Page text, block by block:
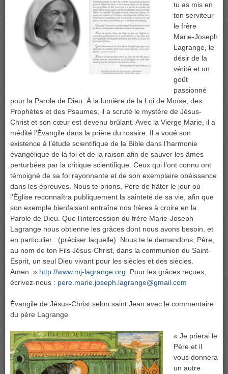
tu as mis en
ton serviteur
le frère
Marie-Joseph
Lagrange, le
désir de la
vérité et un
goût
passionné
pour la Parole de Dieu. À la lumière de la Loi de Moïse, des
Prophètes et des Psaumes, il a scruté le mystère de Jésus-
Christ et son cœur est devenu brûlant. Avec la Vierge Marie, il a
médité l’Évangile dans la prière du rosaire. Il a voué son
existence à l’étude scientifique de la Bible dans l’harmonie
évangélique de la foi et de la raison afin de sauver les âmes
perturbées par la critique scientifique. Ceux qui l’ont connu ont
témoigné de sa foi rayonnante et de son exemplaire obéissance
dans les épreuves. Nous te prions, Père de hâter le jour où
l’Église reconnaîtra publiquement la sainteté de sa vie, afin que
son exemple bienfaisant entraîne nos frères à croire en la
Parole de Dieu. Que l’intercession du frère Marie-Joseph
Lagrange nous obtienne les grâces dont nous avons besoin, et
en particulier : (préciser laquelle). Nous te le demandons, Père,
au nom de ton Fils Jésus-Christ, dans la communion du Saint-
Esprit, un seul Dieu vivant pour les siècles et des siècles.
Amen. » http://www.mj-lagrange.org . Pour les grâces reçues,
écrivez-nous : pere.marie.joseph.lagrange@gmail.com
Évangile de Jésus-Christ selon saint Jean avec le commentaire
du père Lagrange
« Je prierai le
Père et il
vous donnera
un autre